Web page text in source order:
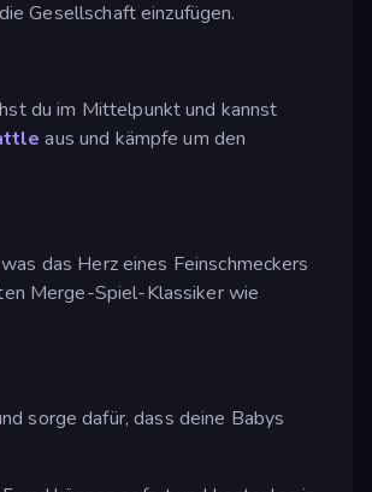
Gesellschaft einzufügen.
du im Mittelpunkt und kannst
aus und kämpfe um den
das Herz eines Feinschmeckers
Merge-Spiel-Klassiker wie
sorge dafür, dass deine Babys